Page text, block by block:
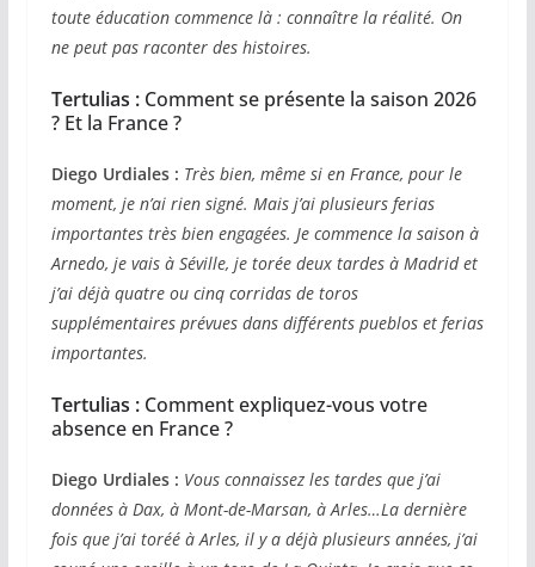
toute éducation commence là : connaître la réalité. On
ne peut pas raconter des histoires.
Tertulias :Comment se présente la saison 2026
? Et la France ?
Diego Urdiales : Très bien, même si en France, pour le
moment, je n’ai rien signé. Mais j’ai plusieurs ferias
importantes très bien engagées. Je commence la saison à
Arnedo, je vais à Séville, je torée deux tardes à Madrid et
j’ai déjà quatre ou cinq corridas de toros
supplémentaires prévues dans différents pueblos et ferias
importantes.
Tertulias :Comment expliquez-vous votre
absence en France ?
Diego Urdiales : Vous connaissez les tardes que j’ai
données à Dax, à Mont-de-Marsan, à Arles…La dernière
fois que j’ai toréé à Arles, il y a déjà plusieurs années, j’ai